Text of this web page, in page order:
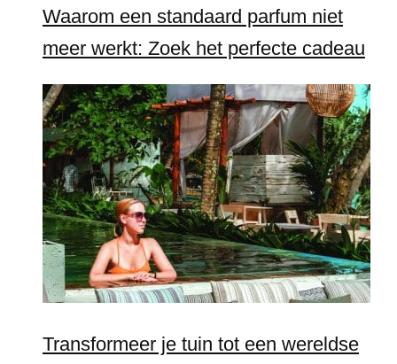
Waarom een standaard parfum niet
meer werkt: Zoek het perfecte cadeau
Transformeer je tuin tot een wereldse